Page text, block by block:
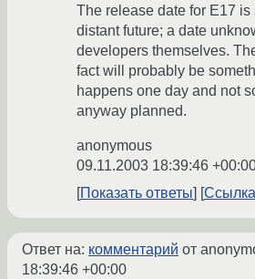
The release date for E17 is
distant future; a date
developers themselves.
fact will probably be
happens one day and not
anyway planned.
anonymous
09.11.2003 18:39:46
Показать ответы
Ссылка
Ответ на: комментарий от
18:39:46 +00:00